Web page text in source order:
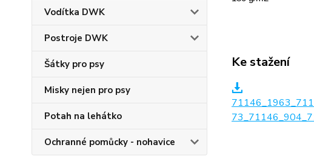
Vodítka DWK
Postroje DWK
Šátky pro psy
Misky nejen pro psy
Potah na lehátko
Ochranné pomůcky - nohavice
Ke stažení